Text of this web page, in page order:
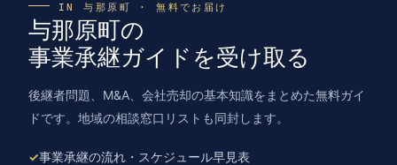
IN 与那原町 · 無料でお届け
与那原町の
事業承継ガイドを受け取る
後継者問題、M&A、会社売却の基本知識をまとめた無料ガイ
ドです。地域の相談窓口リストも同封します。
事業承継の流れ・スケジュール早見表